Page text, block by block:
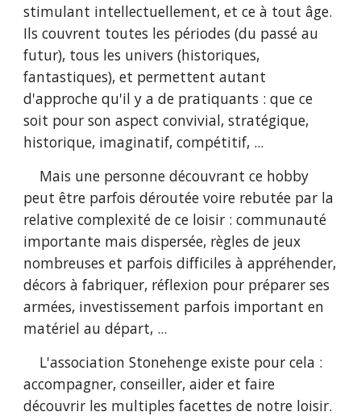
stimulant intellectuellement, et ce à tout âge.
Ils couvrent toutes les périodes (du passé au
futur), tous les univers (historiques,
fantastiques), et permettent autant
d'approche qu'il y a de pratiquants : que ce
soit pour son aspect convivial, stratégique,
historique, imaginatif, compétitif, ...
Mais une personne découvrant ce hobby
peut être parfois déroutée voire rebutée par la
relative complexité de ce loisir : communauté
importante mais dispersée, règles de jeux
nombreuses et parfois difficiles à appréhender,
décors à fabriquer, réflexion pour préparer ses
armées, investissement parfois important en
matériel au départ, ...
L'association Stonehenge existe pour cela :
accompagner, conseiller, aider et faire
découvrir les multiples facettes de notre loisir.